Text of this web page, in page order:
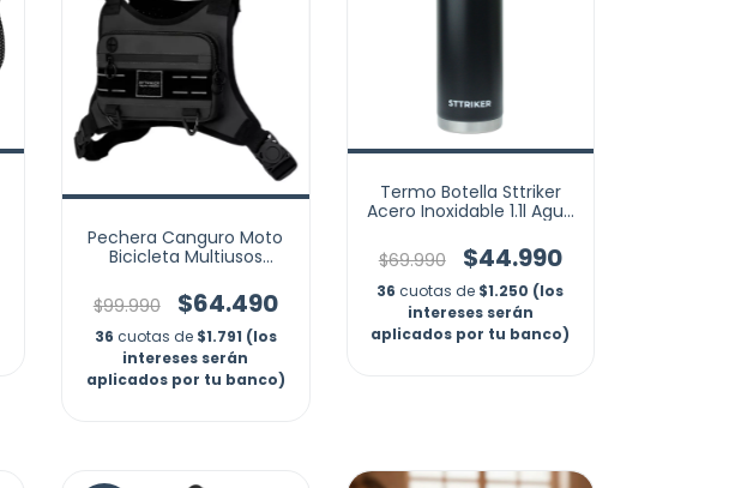
Pechera Canguro Moto
Bicicleta Multiusos
$99.990
$64.490
36 cuotas de $1.791 (los
intereses serán
aplicados por tu banco)
Termo Botella Sttriker
Acero Inoxidable 1.1l Agua
$69.990
$44.990
36 cuotas de $1.250 (los
intereses serán
aplicados por tu banco)